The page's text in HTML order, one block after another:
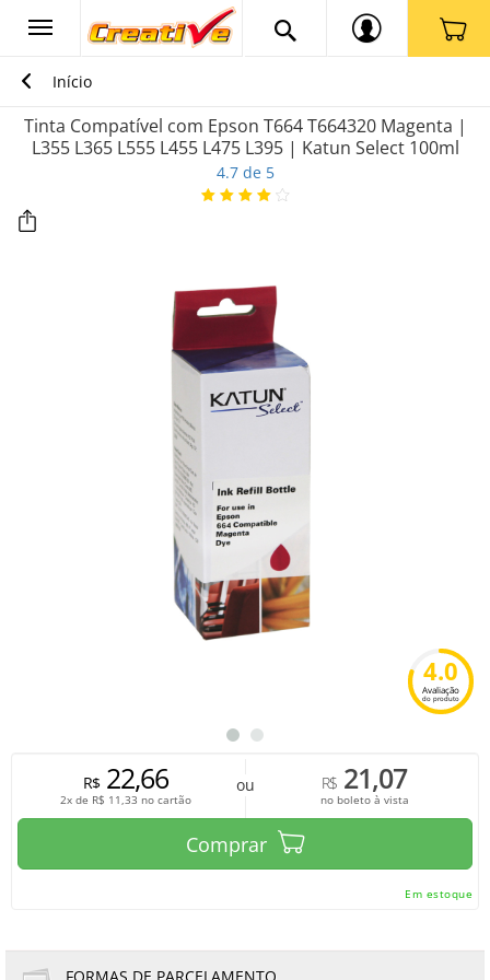
Início
Tinta Compatível com Epson T664 T664320 Magenta |
L355 L365 L555 L455 L475 L395 | Katun Select 100ml
4.7 de 5
4.0
Avaliação
do produto
R$22,66
2x de R$ 11,33 no cartão
ou R$21,07
no boleto à vista
Comprar
Em estoque